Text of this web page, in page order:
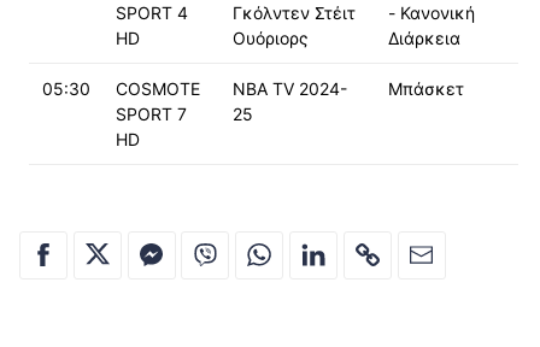
SPORT 4
HD
Γκόλντεν Στέιτ
Ουόριορς
- Κανονική
Διάρκεια
05:30
COSMOTE
SPORT 7
HD
NBA TV 2024-
25
Μπάσκετ